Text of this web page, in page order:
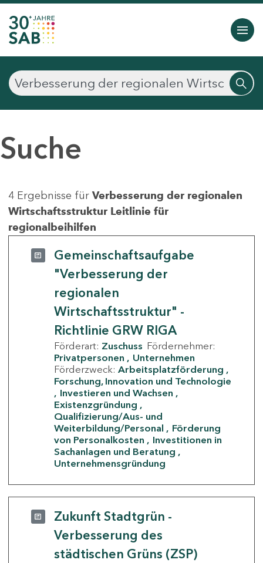
Suche
4 Ergebnisse für Verbesserung der regionalen
Wirtschaftsstruktur Leitlinie für
regionalbeihilfen
Gemeinschaftsaufgabe
"Verbesserung der
regionalen
Wirtschaftsstruktur" -
Richtlinie GRW RIGA
Förderart: Zuschuss Fördernehmer:
Privatpersonen
Unternehmen
Förderzweck: Arbeitsplatzförderung
Forschung, Innovation und Technologie
Investieren und Wachsen
Existenzgründung
Qualifizierung/Aus- und
Weiterbildung/Personal
Förderung
von Personalkosten
Investitionen in
Sachanlagen und Beratung
Unternehmensgründung
Zukunft Stadtgrün -
Verbesserung des
städtischen Grüns (ZSP)